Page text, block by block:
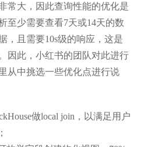
常大，因此查询性能的优化是
至少需要查看7天或14天的数
，且需要10s级的响应，这是
因此，小红书的团队对此进行
从中挑选一些优化点进行说
做local join，以满足用户